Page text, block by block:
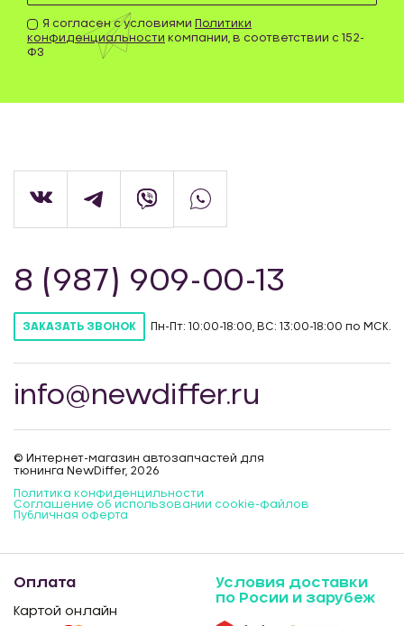
Я согласен с условиями Политики
конфиденциальности компании, в соответствии с 152-
ФЗ
8 (987) 909-00-13
ЗАКАЗАТЬ ЗВОНОК Пн-Пт: 10:00-18:00, ВС: 13:00-18:00 по МСК.
info@newdiffer.ru
© Интернет-магазин автозапчастей для
тюнинга NewDiffer, 2026
Политика конфиденцильности
Соглашение об использовании cookie-файлов
Публичная оферта
Оплата
Картой онлайн
Условия доставки
по Росии и зарубеж